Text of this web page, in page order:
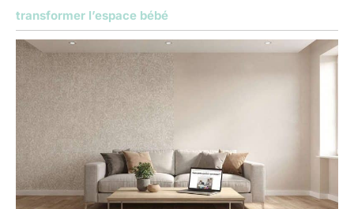
transformer l’espace bébé